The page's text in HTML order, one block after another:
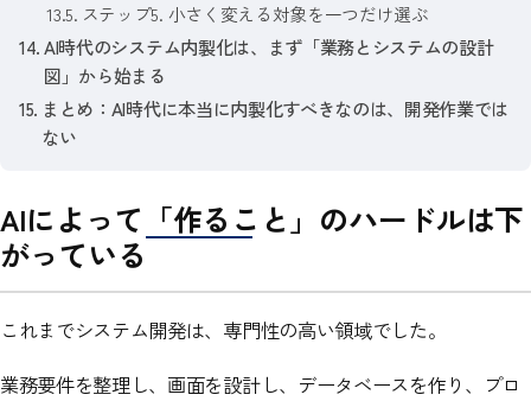
ステップ5. 小さく変える対象を一つだけ選ぶ
AI時代のシステム内製化は、まず「業務とシステムの設計
図」から始まる
まとめ：AI時代に本当に内製化すべきなのは、開発作業では
ない
AIによって「作ること」のハードルは下
がっている
これまでシステム開発は、専門性の高い領域でした。
業務要件を整理し、画面を設計し、データベースを作り、プロ